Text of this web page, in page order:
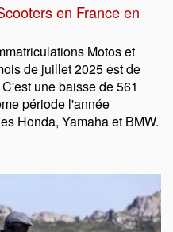
en France en
Motos et
de juillet 2025 est de
une baisse de 561
période l'année
Honda, Yamaha et BMW.